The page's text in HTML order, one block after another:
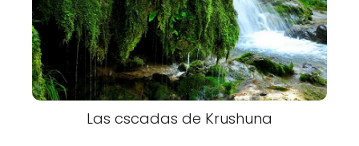
Las cscadas de Krushuna